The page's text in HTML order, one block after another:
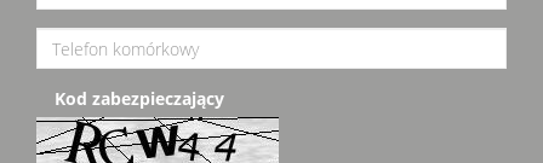
Kod zabezpieczający